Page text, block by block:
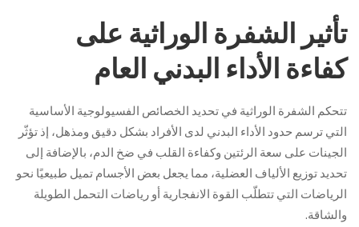
تأثير الشفرة الوراثية على
كفاءة الأداء البدني العام
تتحكم الشفرة الوراثية في تحديد الخصائص الفسيولوجية الأساسية
التي ترسم حدود الأداء البدني لدى الأفراد بشكل دقيق ومذهل، إذ تؤثّر
الجينات على سعة الرئتين وكفاءة القلب في ضخ الدم، بالإضافة إلى
تحديد توزيع الألياف العضلية، مما يجعل بعض الأجسام تميل طبيعيًا نحو
الرياضات التي تتطلّب القوة الانفجارية أو رياضات التحمل الطويلة
والشاقة.